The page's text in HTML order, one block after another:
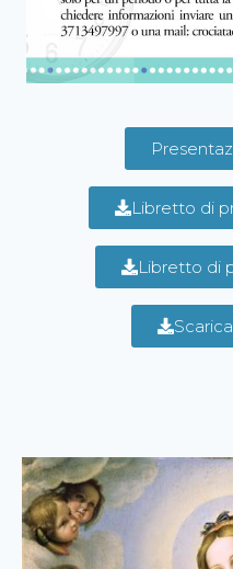
Libretto di
Libretto di